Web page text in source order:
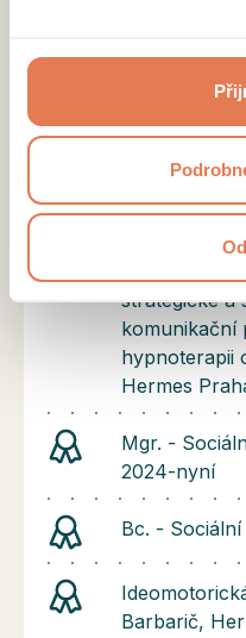
souhlasíte s tím, že tyto
třetími stranami, např. s
našich stránek nebo
Projděte si podrobný
krizí, ztrát a nových
probudit chuť do
Certifikáty a
strategické a
komunikační
hypnoterapii
Hermes
Mgr. -
2024-nyní
Bc. -
Barbarič,